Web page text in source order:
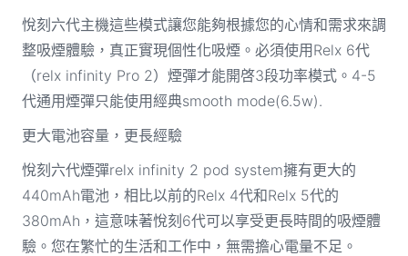
悅刻六代主機這些模式讓您能夠根據您的心情和需求來調
整吸煙體驗，真正實現個性化吸煙。必須使用Relx 6代
（relx infinity Pro 2）煙彈才能開啓3段功率模式。4-5
代通用煙彈只能使用經典smooth mode(6.5w).
更大電池容量，更長經驗
悅刻六代煙彈relx infinity 2 pod system擁有更大的
440mAh電池，相比以前的Relx 4代和Relx 5代的
380mAh，這意味著悅刻6代可以享受更長時間的吸煙體
驗。您在繁忙的生活和工作中，無需擔心電量不足。